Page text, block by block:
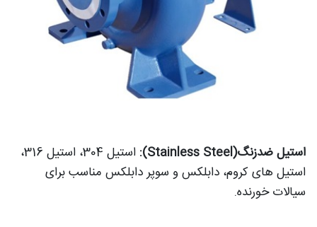
استیل ضدزنگ(Stainless Steel):
استیل 304، استیل 316،
استیل های کروم، دابلکس و سوپر دابلکس مناسب برای
سیالات خورنده.